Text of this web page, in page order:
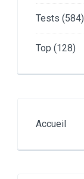
Tests (584)
Top (128)
Accueil